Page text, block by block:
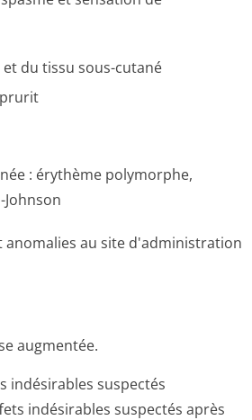
du tissu sous-cutané
: érythème polymorphe,
anomalies au site d'administration
augmentée.
indésirables suspectés
indésirables suspectés après